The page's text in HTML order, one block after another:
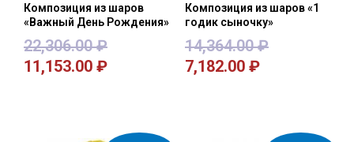
Композиция из шаров
«Важный День Рождения»
22,306.00₽
11,153.00 ₽
Композиция из шаров «1
годик сыночку»
14,364.00₽
7,182.00 ₽